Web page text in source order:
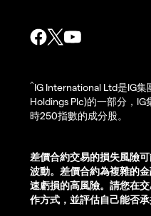
^IG International Ltd是IG
Holdings Plc)的一部分，
時250指數的成分股。
差價合約交易的損失風險
波動。差價合約為複雜的
速虧損的高風險。請您在
作方式，並評估自己能否承